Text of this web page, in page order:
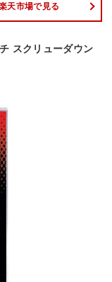
天市場で見る
スクリューダウン